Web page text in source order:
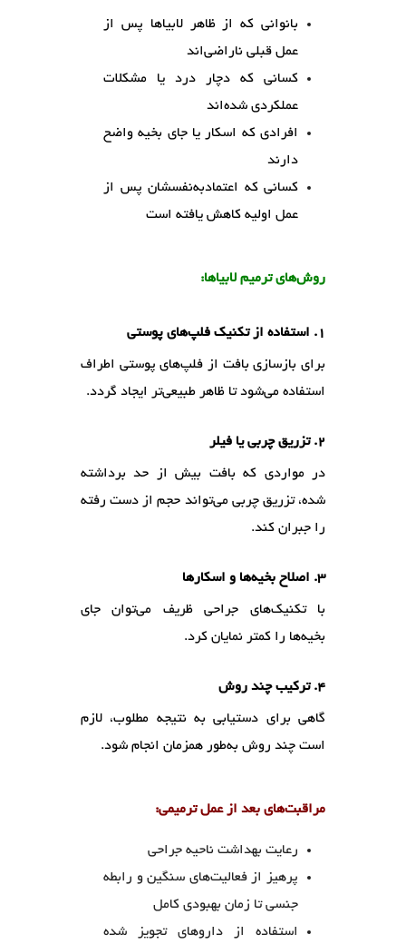
بانوانی که از ظاهر لابیاها پس از
عمل قبلی ناراضی‌اند
کسانی که دچار درد یا مشکلات
عملکردی شده‌اند
افرادی که اسکار یا جای بخیه واضح
دارند
کسانی که اعتمادبه‌نفسشان پس از
عمل اولیه کاهش یافته است
روش‌های ترمیم لابیاها:
۱. استفاده از تکنیک فلپ‌های پوستی
برای بازسازی بافت از فلپ‌های پوستی اطراف
استفاده می‌شود تا ظاهر طبیعی‌تر ایجاد گردد.
۲. تزریق چربی یا فیلر
در مواردی که بافت بیش از حد برداشته
شده، تزریق چربی می‌تواند حجم از دست رفته
را جبران کند.
۳. اصلاح بخیه‌ها و اسکارها
با تکنیک‌های جراحی ظریف می‌توان جای
بخیه‌ها را کمتر نمایان کرد.
۴. ترکیب چند روش
گاهی برای دستیابی به نتیجه مطلوب، لازم
است چند روش به‌طور همزمان انجام شود.
مراقبت‌های بعد از عمل ترمیمی:
رعایت بهداشت ناحیه جراحی
پرهیز از فعالیت‌های سنگین و رابطه
جنسی تا زمان بهبودی کامل
استفاده از داروهای تجویز شده